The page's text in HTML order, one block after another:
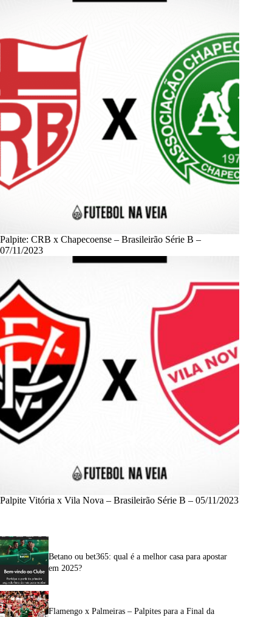
Palpite: CRB x Chapecoense – Brasileirão Série B –
07/11/2023
Palpite Vitória x Vila Nova – Brasileirão Série B – 05/11/2023
Betano ou bet365: qual é a melhor casa para apostar
em 2025?
Flamengo x Palmeiras – Palpites para a Final da